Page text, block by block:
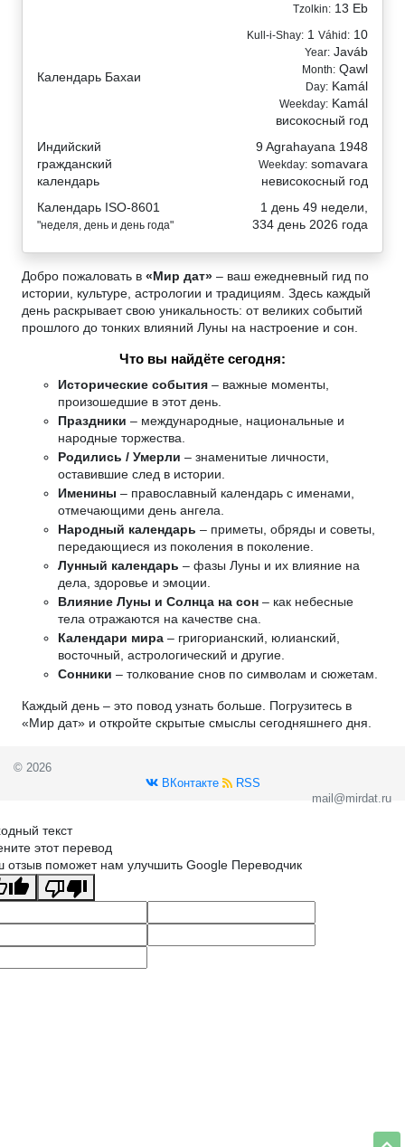
Tzolkin: 13 Eb
Календарь Бахаи
Kull-i-Shay: 1 Váhid: 10
Year: Javáb
Month: Qawl
Day: Kamál
Weekday: Kamál
високосный год
Индийский
гражданский
календарь
9 Agrahayana 1948
Weekday: somavara
невисокосный год
Календарь ISO-8601
"неделя, день и день года"
1 день 49 недели,
334 день 2026 года
Добро пожаловать в «Мир дат» – ваш ежедневный гид по
истории, культуре, астрологии и традициям. Здесь каждый
день раскрывает свою уникальность: от великих событий
прошлого до тонких влияний Луны на настроение и сон.
Что вы найдёте сегодня:
Исторические события – важные моменты,
произошедшие в этот день.
Праздники – международные, национальные и
народные торжества.
Родились / Умерли – знаменитые личности,
оставившие след в истории.
Именины – православный календарь с именами,
отмечающими день ангела.
Народный календарь – приметы, обряды и советы,
передающиеся из поколения в поколение.
Лунный календарь – фазы Луны и их влияние на
дела, здоровье и эмоции.
Влияние Луны и Солнца на сон – как небесные
тела отражаются на качестве сна.
Календари мира – григорианский, юлианский,
восточный, астрологический и другие.
Сонники – толкование снов по символам и сюжетам.
Каждый день – это повод узнать больше. Погрузитесь в
«Мир дат» и откройте скрытые смыслы сегодняшнего дня.
© 2026
ВКонтакте
RSS
mail@mirdat.ru
текст
этот перевод
отзыв поможет нам улучшить Google Переводчик